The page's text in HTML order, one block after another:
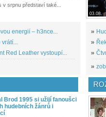
v srpnu představí také...
energií – h3nce...
Red Leather vystoupí...
03.08.
»
»
»
»
Brod 1995 si užijí fanoušci
hudebních žánrů i